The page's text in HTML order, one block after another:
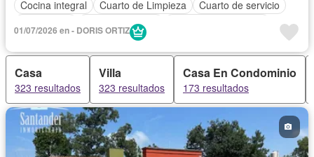
Cocina integral
Cuarto de Limpieza
Cuarto de servicio
Estacionamiento
Completamente amueblado
01/07/2026 en - DORIS ORTIZ
Casa
323 resultados
Villa
323 resultados
Casa En Condominio
173 resultados